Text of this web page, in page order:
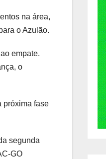
na área,
o Azulão.
empate.
o
próxima fase
segunda
GO